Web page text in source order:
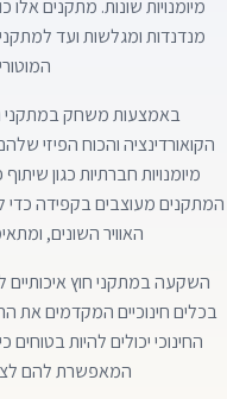
מיומנויות שונות. מתקנים
מנדנדות ומגלשות ועד
באמצעות משחק במתקני
הקואורדינציה והכוח הפיזי
מיומנויות חברתיות כגון
המתקנים מעוצבים בקפידה כדי
האוויר השונים,
השקעה במתקני חוץ איכותיים
בכלים חינוכיים המקדמים את
החינוכי יכולים להיות
המאפשרת להם